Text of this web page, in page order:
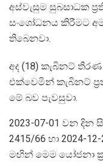
අස්වැසුම සුබසාධක
සංශෝධනය කිරීමට
තිබෙනවා.
අද (18) කැබිනට්
එක්වෙමින් කැබිනට්
මේ බව පැවසුවා.
2023-07-01 වන දින
2415/66 හා 2024-
මඟින් මෙම යෝජනා